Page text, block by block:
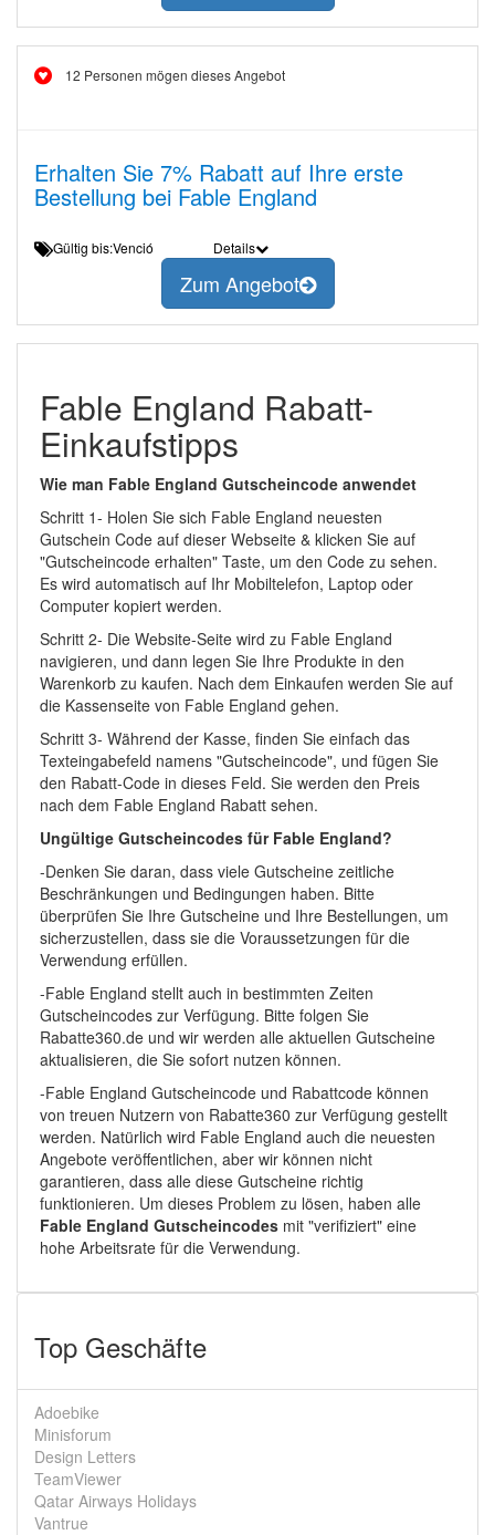
12 Personen mögen dieses Angebot
Erhalten Sie 7% Rabatt auf Ihre erste
Bestellung bei Fable England
Gültig bis:Venció Details
Zum Angebot
Fable England Rabatt-
Einkaufstipps
Wie man Fable England Gutscheincode anwendet
Schritt 1- Holen Sie sich Fable England neuesten
Gutschein Code auf dieser Webseite & klicken Sie auf
"Gutscheincode erhalten" Taste, um den Code zu sehen.
Es wird automatisch auf Ihr Mobiltelefon, Laptop oder
Computer kopiert werden.
Schritt 2- Die Website-Seite wird zu Fable England
navigieren, und dann legen Sie Ihre Produkte in den
Warenkorb zu kaufen. Nach dem Einkaufen werden Sie auf
die Kassenseite von Fable England gehen.
Schritt 3- Während der Kasse, finden Sie einfach das
Texteingabefeld namens "Gutscheincode", und fügen Sie
den Rabatt-Code in dieses Feld. Sie werden den Preis
nach dem Fable England Rabatt sehen.
Ungültige Gutscheincodes für Fable England?
-Denken Sie daran, dass viele Gutscheine zeitliche
Beschränkungen und Bedingungen haben. Bitte
überprüfen Sie Ihre Gutscheine und Ihre Bestellungen, um
sicherzustellen, dass sie die Voraussetzungen für die
Verwendung erfüllen.
-Fable England stellt auch in bestimmten Zeiten
Gutscheincodes zur Verfügung. Bitte folgen Sie
Rabatte360.de und wir werden alle aktuellen Gutscheine
aktualisieren, die Sie sofort nutzen können.
-Fable England Gutscheincode und Rabattcode können
von treuen Nutzern von Rabatte360 zur Verfügung gestellt
werden. Natürlich wird Fable England auch die neuesten
Angebote veröffentlichen, aber wir können nicht
garantieren, dass alle diese Gutscheine richtig
funktionieren. Um dieses Problem zu lösen, haben alle
Fable England Gutscheincodes mit "verifiziert" eine
hohe Arbeitsrate für die Verwendung.
Top Geschäfte
Adoebike
Minisforum
Design Letters
TeamViewer
Qatar Airways Holidays
Vantrue